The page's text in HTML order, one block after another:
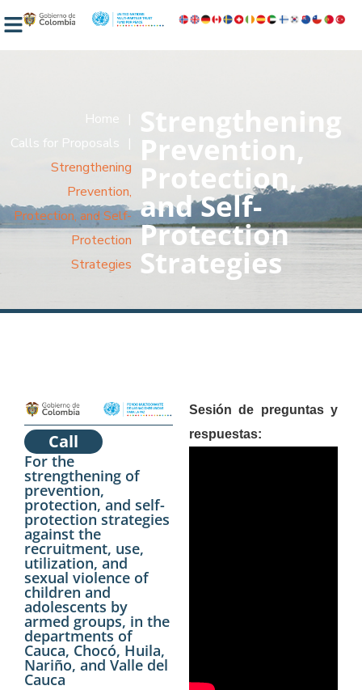
Strengthening
Prevention,
Protection,
and Self-
Protection
Strategies
Home |
Calls for Proposals |
Strengthening
Prevention,
Protection, and Self-
Protection
Strategies
Call
For the
strengthening of
prevention,
protection, and self-
protection strategies
against the
recruitment, use,
utilization, and
sexual violence of
children and
adolescents by
armed groups, in the
departments of
Cauca, Chocó, Huila,
Nariño, and Valle del
Cauca
Sesión de preguntas y
respuestas: